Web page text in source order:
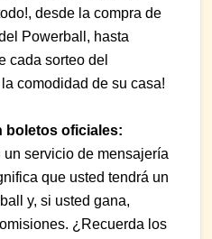
desde la compra de
Powerball, hasta
cada sorteo del
comodidad de su casa!
boletos oficiales:
un servicio de mensajería
que usted tendrá un
y, si usted gana,
¿Recuerda los